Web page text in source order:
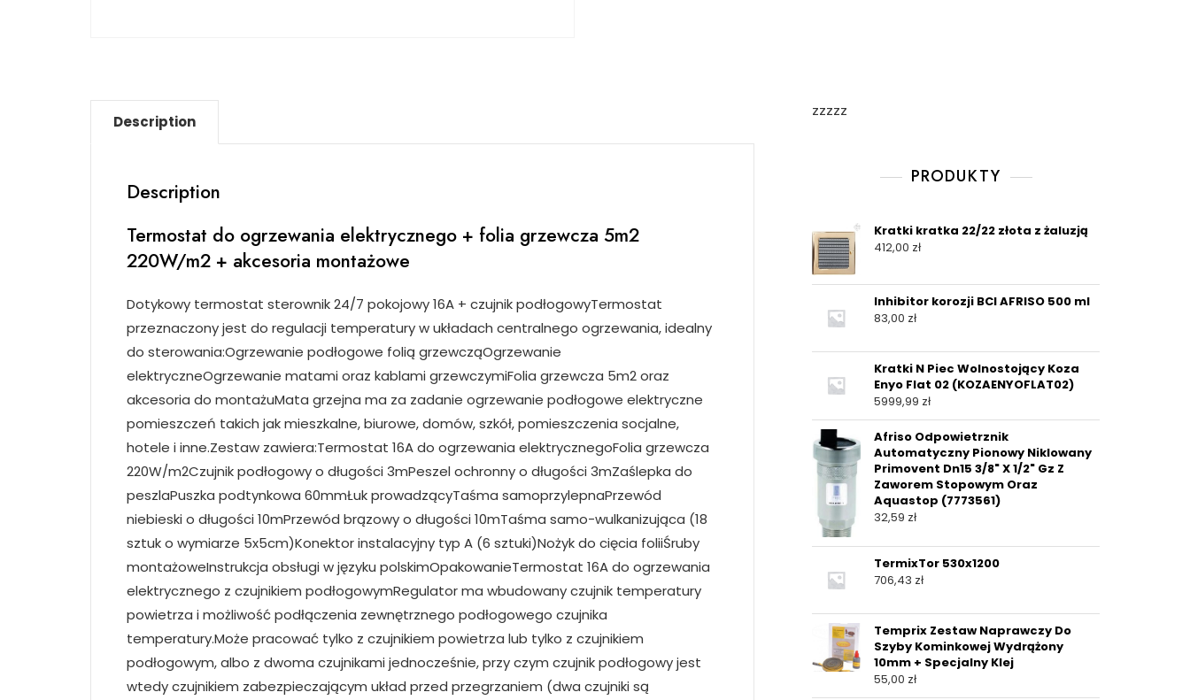
Description
Description
Termostat do ogrzewania elektrycznego + folia grzewcza 5m2
220W/m2 + akcesoria montażowe
Dotykowy termostat sterownik 24/7 pokojowy 16A + czujnik podłogowyTermostat
przeznaczony jest do regulacji temperatury w układach centralnego ogrzewania, idealny
do sterowania:Ogrzewanie podłogowe folią grzewcząOgrzewanie
elektryczneOgrzewanie matami oraz kablami grzewczymiFolia grzewcza 5m2 oraz
akcesoria do montażuMata grzejna ma za zadanie ogrzewanie podłogowe elektryczne
pomieszczeń takich jak mieszkalne, biurowe, domów, szkół, pomieszczenia socjalne,
hotele i inne.Zestaw zawiera:Termostat 16A do ogrzewania elektrycznegoFolia grzewcza
220W/m2Czujnik podłogowy o długości 3mPeszel ochronny o długości 3mZaślepka do
peszlaPuszka podtynkowa 60mmŁuk prowadzącyTaśma samoprzylepnaPrzewód
niebieski o długości 10mPrzewód brązowy o długości 10mTaśma samo-wulkanizująca (18
sztuk o wymiarze 5x5cm)Konektor instalacyjny typ A (6 sztuki)Nożyk do cięcia foliiŚruby
montażoweInstrukcja obsługi w języku polskimOpakowanieTermostat 16A do ogrzewania
elektrycznego z czujnikiem podłogowymRegulator ma wbudowany czujnik temperatury
powietrza i możliwość podłączenia zewnętrznego podłogowego czujnika
temperatury.Może pracować tylko z czujnikiem powietrza lub tylko z czujnikiem
podłogowym, albo z dwoma czujnikami jednocześnie, przy czym czujnik podłogowy jest
wtedy czujnikiem zabezpieczającym układ przed przegrzaniem (dwa czujniki są
zzzzz
PRODUKTY
Kratki kratka 22/22 złota z żaluzją
412,00 zł
Inhibitor korozji BCI AFRISO 500 ml
83,00 zł
Kratki N Piec Wolnostojący Koza
Enyo Flat 02 (KOZAENYOFLAT02)
5999,99 zł
Afriso Odpowietrznik
Automatyczny Pionowy Niklowany
Primovent Dn15 3/8" X 1/2" Gz Z
Zaworem Stopowym Oraz
Aquastop (7773561)
32,59 zł
TermixTor 530x1200
706,43 zł
Temprix Zestaw Naprawczy Do
Szyby Kominkowej Wydrążony
10mm + Specjalny Klej
55,00 zł